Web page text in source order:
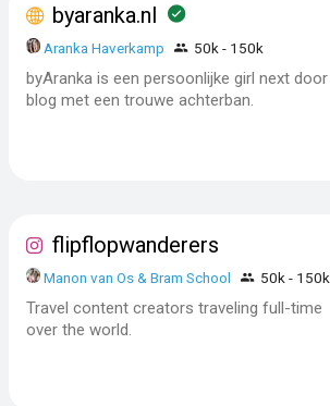
byaranka.nl
Aranka Haverkamp 50k - 150k
byAranka is een persoonlijke girl next door
blog met een trouwe achterban.
flipflopwanderers
Manon van Os & Bram School 50k - 150k
Travel content creators traveling full-time
over the world.